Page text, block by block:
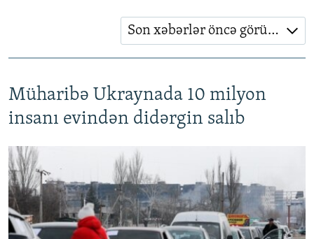
Son xəbərlər öncə görünsün
Müharibə Ukraynada 10 milyon
insanı evindən didərgin salıb